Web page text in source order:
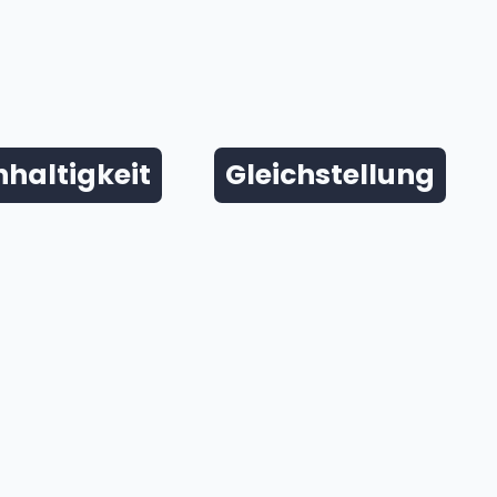
Gleichstellung